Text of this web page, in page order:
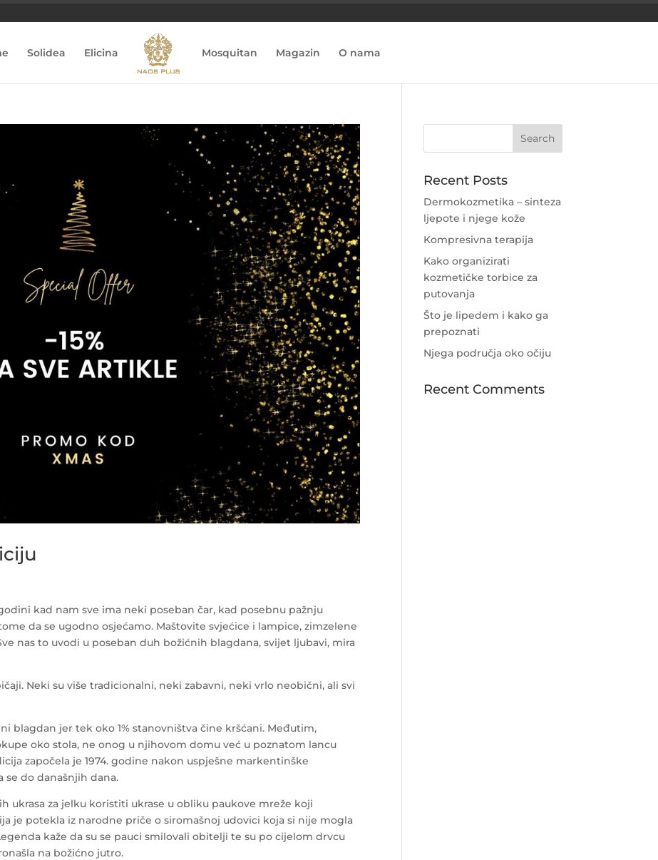
Solidea Elicina Mosquitan Magazin O nama
kad nam sve ima neki poseban čar, kad posebnu pažnju
da se ugodno osjećamo. Maštovite svjećice i lampice, zimzelene
nas to uvodi u poseban duh božićnih blagdana, svijet ljubavi, mira
Neki su više tradicionalni, neki zabavni, neki vrlo neobični, ali svi
blagdan jer tek oko 1% stanovništva čine kršćani. Međutim,
oko stola, ne onog u njihovom domu već u poznatom lancu
započela je 1974. godine nakon uspješne markentinške
se do današnjih dana.
ukrasa za jelku koristiti ukrase u obliku paukove mreže koji
je potekla iz narodne priče o siromašnoj udovici koja si nije mogla
kaže da su se pauci smilovali obitelji te su po cijelom drvcu
na božićno jutro.
Recent Posts
Dermokozmetika – sinteza
ljepote i njege kože
Kompresivna terapija
Kako organizirati
kozmetičke torbice za
putovanja
Što je lipedem i kako ga
prepoznati
Njega područja oko očiju
Recent Comments